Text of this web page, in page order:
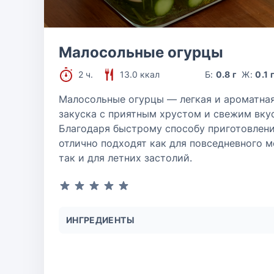
Малосольные огурцы
2 ч. 13.0 ккал Б: 0.8 г Ж:0.1
Малосольные огурцы — легкая и
закуска с приятным хрустом и свежим
Благодаря быстрому способу
отлично подходят как для повседневного
так и для летних застолий.
ИНГРЕДИЕНТЫ